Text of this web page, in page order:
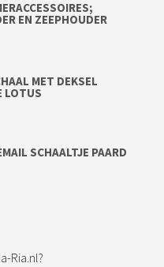
EN ZEEPHOUDER
MET DEKSEL
LOTUS
SCHAALTJE PAARD
Ria.nl?